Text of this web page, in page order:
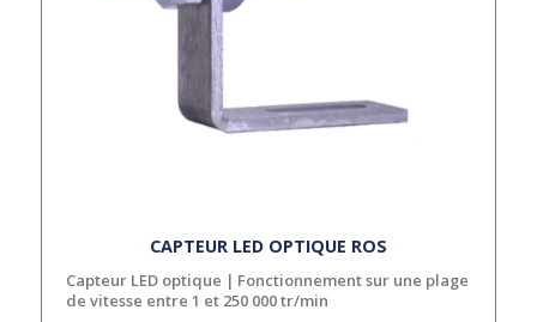
CAPTEUR LED OPTIQUE ROS
Capteur LED optique | Fonctionnement sur une plage
de vitesse entre 1 et 250 000 tr/min